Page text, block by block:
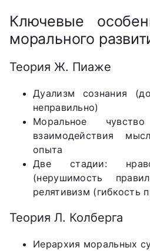
Ключевые
морального
Теория Ж. Пиаже
Дуализм сознания
неправильно)
Моральное
взаимодействия
опыта
Две стадии:
(нерушимость
релятивизм (гибкость
Теория Л. Колберга
Иерархия моральных